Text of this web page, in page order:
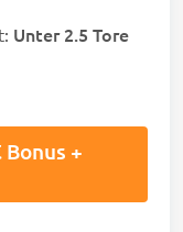
Unter 2.5 Tore
+